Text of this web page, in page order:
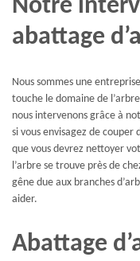
Notre
abattage
Nous sommes une
touche le domaine de
nous intervenons grâce à
si vous envisagez de couper
que vous devrez nettoyer
l’arbre se trouve près de
gêne due aux branches
aider.
Abattage